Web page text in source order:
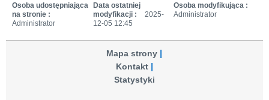
Osoba udostępniająca
na stronie :
Administrator
Data ostatniej
modyfikacji :
2025-
12-05 12:45
Osoba modyfikująca :
Administrator
Mapa strony
Kontakt
Statystyki